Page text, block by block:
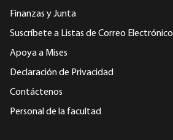
Finanzas y Junta
Suscríbete a Listas de Correo Electrónico
Apoya a Mises
Declaración de Privacidad
Contáctenos
Personal de la facultad